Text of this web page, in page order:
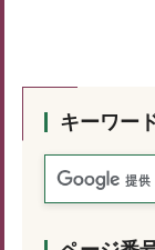
キーワー